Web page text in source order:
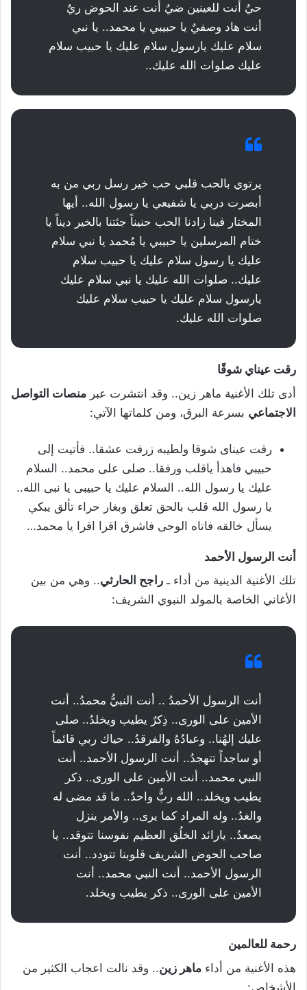
حيٌ أنت للعينين ضيٌ أنت عند الحوض ريٌ
أنت هاد وصفيٌ يا حبيبي يا محمد.. يا نبي
سلام عليك يارسول سلام عليك يا حبيب سلام
عليك صلوات الله عليك..
يرتوي بالحب قلبي حب خير رسل ربي من به
أبصرت دربي يا شفيعي يا رسول الله.. أيها
المختار فينا زادنا الحب حنيناً جئتنا بالخير ديناً يا
ختام المرسلين يا حبيبي يا مُحمد يا نبي سلام
عليك يا رسول سلام عليك يا حبيب سلام
عليك.. صلوات الله عليك يا نبي سلام عليك
يارسول سلام عليك يا حبيب سلام عليك
صلوات الله عليك.
رقت عيناي شوقًا
أدى تلك الأغنية ماهر زين.. وقد انتشرت عبر منصات التواصل
الاجتماعي بسرعة البرق، ومن كلماتها الآتي:
رقت عيناى شوقا ولطيبه زرفت عشقا.. فأتيت إلى
حبيبي فاهدأ ياقلب ورفقا.. صلى على محمد.. السلام
عليك يا رسول الله.. السلام عليك يا حبيبى يا نبى الله..
يا رسول الله قلب بالحق تعلق وبغار حراء تألق يبكي
يسأل خالقه فاتاه الوحى فاشرق اقرا اقرا يا محمد…
أنت الرسول الأحمد
تلك الأغنية الدينية من أداء ـ راجح الحارثي.. وهي من بين
الأغاني الخاصة بالمولد النبوي الشريف:
أنت الرسول الأحمدُ .. أنت النبيُّ محمدُ.. أنت
الأمين على الورى.. ذِكرٌ يطيب ويخلدُ.. صلى
عليك إلهُنا.. وعبادُهُ والفرقدُ.. حياك ربي قائماً
أو ساجداً تتهجدُ.. أنت الرسول الأحمد.. أنت
النبي محمد.. أنت الأمين على الورى.. ذكر
يطيب ويخلد.. الله ربٌّ واحدٌ.. ما قد مضى له
والغدُ.. وله المراد كما يرى.. والأمر ينزل
يصعدُ.. يارائد الخلُق العظيم نفوسنا تتوقد.. يا
صاحب الحوض الشريف قلوبنا تتودد.. أنت
الرسول الأحمد.. أنت النبي محمد.. أنت
الأمين على الورى.. ذكر يطيب ويخلد.
رحمة للعالمين
هذه الأغنية من أداء ماهر زين.. وقد نالت اعجاب الكثير من
الأشخاص: